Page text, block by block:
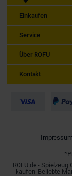
Einkaufen
Service
Über ROFU
Kontakt
Impressum
ROFU.de -
kaufen! Beliebte